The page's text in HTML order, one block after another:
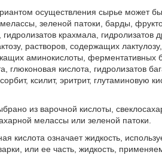
осуществления сырье может
зеленой патоки, барды,
крахмала,
растворов, содержащих
аминокислоты, ферментативных
глюконовая кислота, гидролизатов
ксилит, эритрит, глутаминовую
из варочной кислоты,
мелассы или зеленой патоки.
кислота означает жидкость,
или ее часть, жидкость,